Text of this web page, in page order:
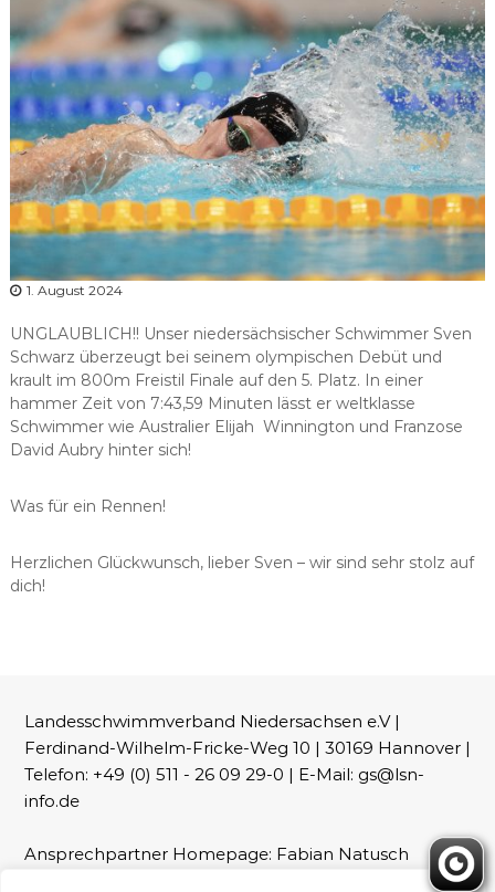
d
N
i
e
d
e
r
s
a
c
h
e
n
1. August 2024
UNGLAUBLICH!! Unser niedersächsischer Schwimmer Sven
Schwarz überzeugt bei seinem olympischen Debüt und
krault im 800m Freistil Finale auf den 5. Platz. In einer
hammer Zeit von 7:43,59 Minuten lässt er weltklasse
Schwimmer wie Australier Elijah Winnington und Franzose
David Aubry hinter sich!
Was für ein Rennen!
Herzlichen Glückwunsch, lieber Sven – wir sind sehr stolz auf
dich!
Landesschwimmverband Niedersachsen e.V |
Ferdinand-Wilhelm-Fricke-Weg 10 | 30169 Hannover |
Telefon: +49 (0) 511 - 26 09 29-0 | E-Mail: gs@lsn-
info.de
Ansprechpartner Homepage: Fabian Natusch